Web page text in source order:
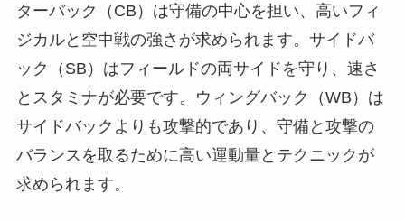
ターバック（CB）は守備の中心を担い、高いフィ
ジカルと空中戦の強さが求められます。サイドバ
ック（SB）はフィールドの両サイドを守り、速さ
とスタミナが必要です。ウィングバック（WB）は
サイドバックよりも攻撃的であり、守備と攻撃の
バランスを取るために高い運動量とテクニックが
求められます。